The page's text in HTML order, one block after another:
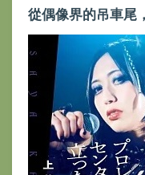
從偶像界的吊車尾